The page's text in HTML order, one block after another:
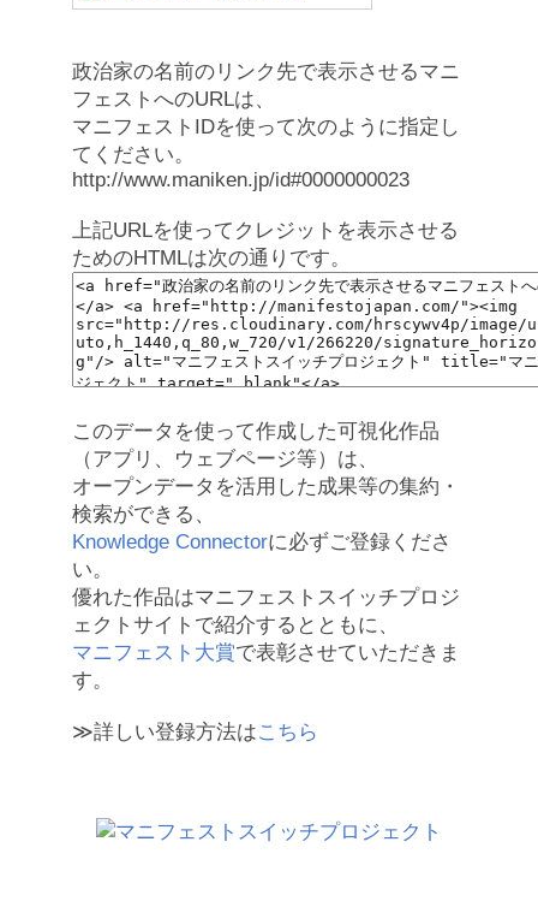
政治家の名前のリンク先で表示させるマニ
フェストへのURLは、
マニフェストIDを使って次のように指定し
てください。
http://www.maniken.jp/id#0000000023
上記URLを使ってクレジットを表示させる
ためのHTMLは次の通りです。
このデータを使って作成した可視化作品
（アプリ、ウェブページ等）は、
オープンデータを活用した成果等の集約・
検索ができる、
Knowledge Connectorに必ずご登録くださ
い。
優れた作品はマニフェストスイッチプロジ
ェクトサイトで紹介するとともに、
マニフェスト大賞で表彰させていただきま
す。
≫詳しい登録方法はこちら